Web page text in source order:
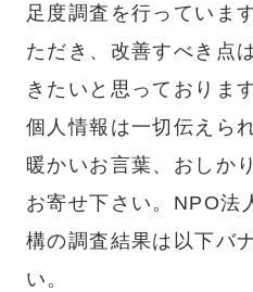
足度調査を行っていま
ただき、改善すべき点
きたいと思っておりま
個人情報は一切伝えら
暖かいお言葉、おしか
お寄せ下さい。NPO法
構の調査結果は以下バ
い。